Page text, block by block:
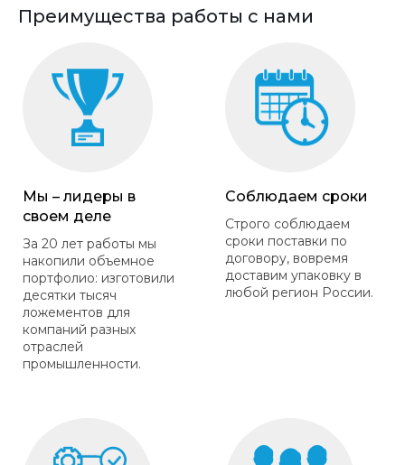
Преимущества работы с нами
Мы – лидеры в
своем деле
За 20 лет работы мы
накопили объемное
портфолио: изготовили
десятки тысяч
ложементов для
компаний разных
отраслей
промышленности.
Соблюдаем сроки
Строго соблюдаем
сроки поставки по
договору, вовремя
доставим упаковку в
любой регион России.